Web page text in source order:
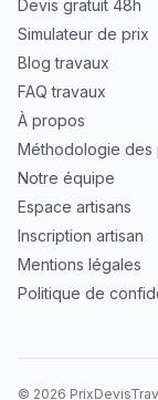
Devis gratuit 48h
Simulateur de prix
Blog travaux
FAQ travaux
À propos
Méthodologie des
Notre équipe
Espace artisans
Inscription artisan
Mentions légales
Politique de
© 2026